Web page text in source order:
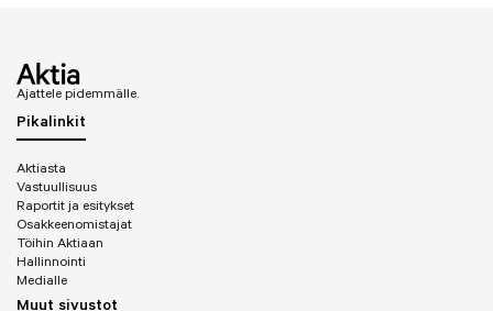
Ajattele pidemmälle.
Pikalinkit
Aktiasta
Vastuullisuus
Raportit ja esitykset
Osakkeenomistajat
Töihin Aktiaan
Hallinnointi
Medialle
Muut sivustot